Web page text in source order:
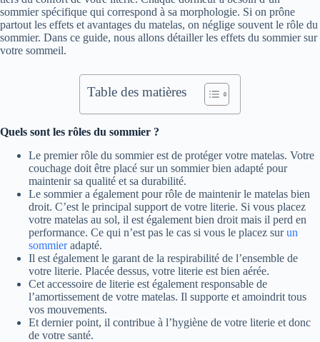
sommier spécifique qui correspond à sa morphologie. Si on prône
partout les effets et avantages du matelas, on néglige souvent le rôle du
sommier. Dans ce guide, nous allons détailler les effets du sommier sur
votre sommeil.
Table des matières
Quels sont les rôles du sommier ?
Le premier rôle du sommier est de protéger votre matelas. Votre
couchage doit être placé sur un sommier bien adapté pour
maintenir sa qualité et sa durabilité.
Le sommier a également pour rôle de maintenir le matelas bien
droit. C’est le principal support de votre literie. Si vous placez
votre matelas au sol, il est également bien droit mais il perd en
performance. Ce qui n’est pas le cas si vous le placez surun
sommieradapté.
Il est également le garant de la respirabilité de l’ensemble de
votre literie. Placée dessus, votre literie est bien aérée.
Cet accessoire de literie est également responsable de
l’amortissement de votre matelas. Il supporte et amoindrit tous
vos mouvements.
Et dernier point, il contribue à l’hygiène de votre literie et donc
de votre santé.